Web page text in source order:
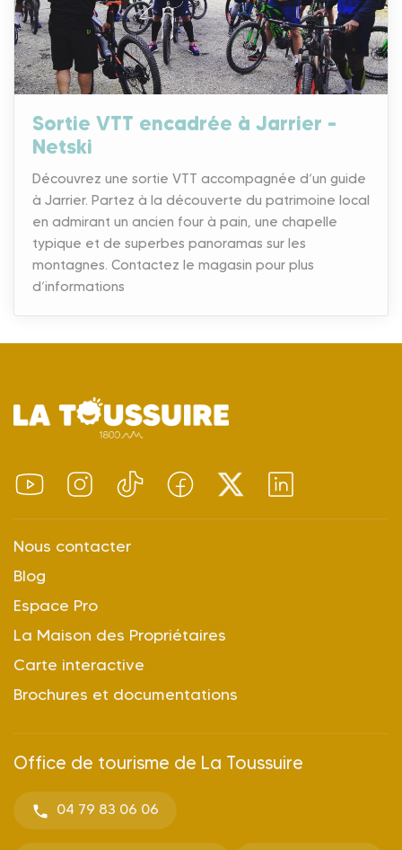
Sortie VTT encadrée à Jarrier –
Netski
Découvrez une sortie VTT accompagnée d’un guide
à Jarrier. Partez à la découverte du patrimoine local
en admirant un ancien four à pain, une chapelle
typique et de superbes panoramas sur les
montagnes. Contactez le magasin pour plus
d’informations
Nous contacter
Blog
Espace Pro
La Maison des Propriétaires
Carte interactive
Brochures et documentations
Office de tourisme de La Toussuire
04 79 83 06 06